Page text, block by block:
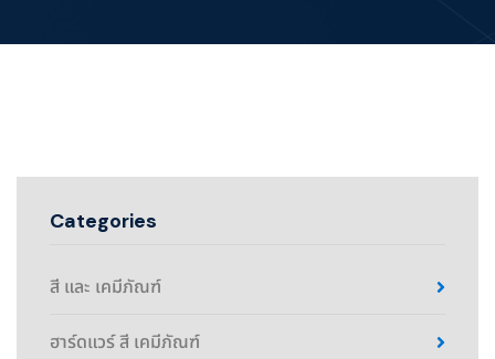
Categories
สี และ เคมีภัณฑ์
ฮาร์ดแวร์ สี เคมีภัณฑ์